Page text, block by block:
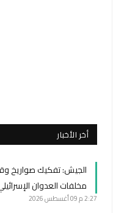
أخر الأخبار
الجيش: تفكيك صواريخ
مخلفات العدوان
2:27 م 09 أغسطس 2026